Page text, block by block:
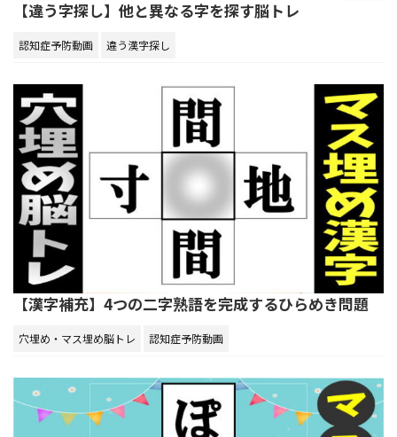
【違う字探し】他と異なる字を探す脳トレ
認知症予防動画 違う漢字探し
【漢字補充】4つの二字熟語を完成するひらめき問題
穴埋め・マス埋め脳トレ 認知症予防動画